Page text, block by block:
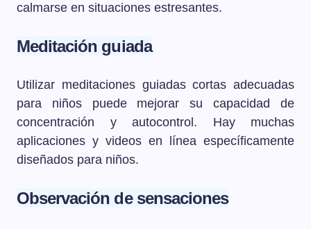
calmarse en situaciones estresantes.
Meditación guiada
Utilizar meditaciones guiadas cortas adecuadas
para niños puede mejorar su capacidad de
concentración y autocontrol. Hay muchas
aplicaciones y videos en línea específicamente
diseñados para niños.
Observación de sensaciones